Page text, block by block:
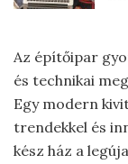
Az építőipar
és technikai
Egy modern
trendekkel és
kész ház a